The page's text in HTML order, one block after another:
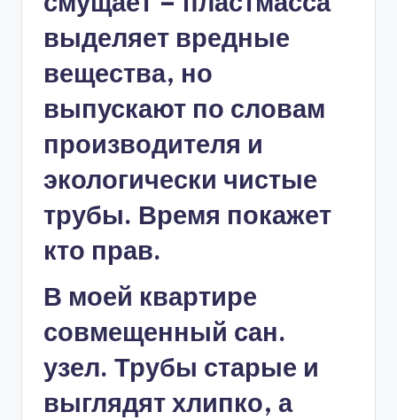
выделяет вредные
вещества, но
выпускают по словам
производителя и
экологически чистые
трубы. Время покажет
кто прав.
В моей квартире
совмещенный сан.
узел. Трубы старые и
выглядят хлипко, а